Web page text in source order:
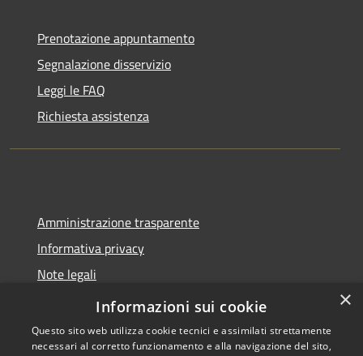
Prenotazione appuntamento
Segnalazione disservizio
Leggi le FAQ
Richiesta assistenza
Amministrazione trasparente
Informativa privacy
Note legali
Dichiarazione di accessibilità
×
Informazioni sui cookie
Questo sito web utilizza cookie tecnici e assimilati strettamente
necessari al corretto funzionamento e alla navigazione del sito,